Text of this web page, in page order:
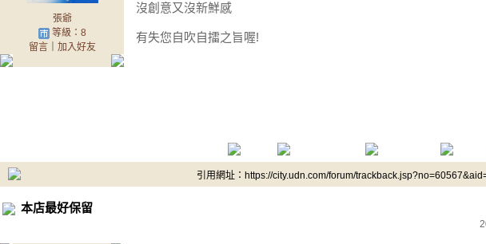
張爺
等級：8
留言｜ 加入好友
沒創意又沒新鮮感
有失您自吹自擂之旨喔!
引用網址：https://city.udn.com/forum/
本店最好保留